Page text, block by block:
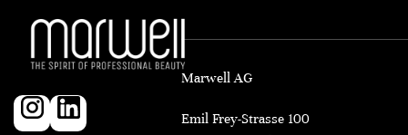
Marwell AG
Emil Frey-Strasse 100